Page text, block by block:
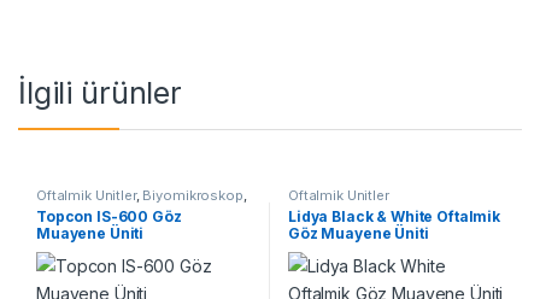
İlgili ürünler
Oftalmik Ünitler, Biyomikroskop
Chart Projektör,Dijital Foropter
Dijital Lensmetre,İndirekt
Oftalmoskop
Topcon IS-600 Göz
Muayene Üniti
Oftalmik Ünitler
Lidya Black & White Oftalmik
Göz Muayene Üniti